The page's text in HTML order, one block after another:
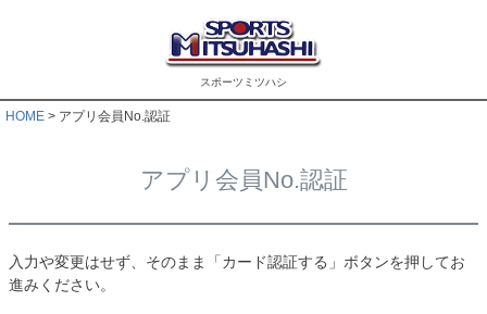
スポーツミツハシ
HOME アプリ会員No.認証
アプリ会員No.認証
入力や変更はせず、そのまま「カード認証する」ボタンを押してお
進みください。